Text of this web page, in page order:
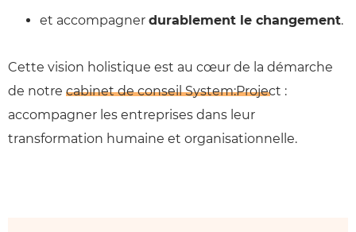
et accompagner durablement le changement.
Cette vision holistique est au cœur de la démarche
de notre cabinet de conseil System:Project :
accompagner les entreprises dans leur
transformation humaine et organisationnelle.